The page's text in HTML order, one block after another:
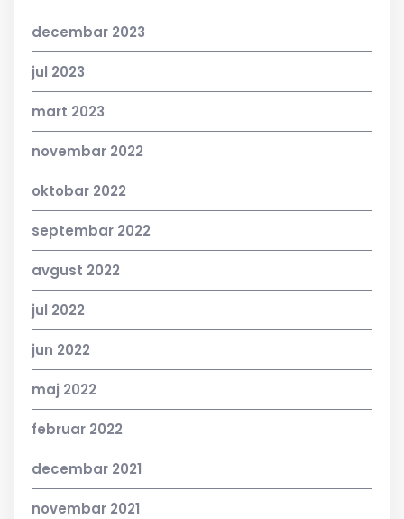
decembar 2023
jul 2023
mart 2023
novembar 2022
oktobar 2022
septembar 2022
avgust 2022
jul 2022
jun 2022
maj 2022
februar 2022
decembar 2021
novembar 2021